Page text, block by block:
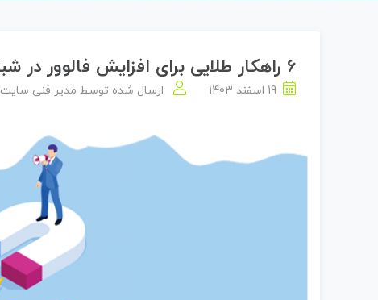
6 راهکار طلایی برای افزایش فالوور در شبکه‌های اجتماعی داخلی
19 اسفند 1403 ارسال شده توسط مدیر فنی سایت